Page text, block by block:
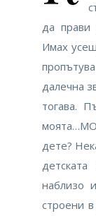
да прави
Имах
далечна
тогава.
дете?
наблизо
строени